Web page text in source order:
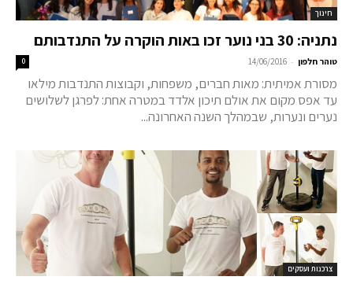
חינוך
נתניה: 30 בני נוער זכו באות הוקרה על התנדבותם
טוהר חלפון -
14/06/2016
0
מסורת אמיתית: מאות חברים, משפחות, וקבוצות התנדבות מילאו
עד אפס מקום את אולם תיכון אלדד במטרה אחת: לפרגן לשלושים
נערים ונערות, שבמהלך השנה האחרונה...
צרכנות ועסקים